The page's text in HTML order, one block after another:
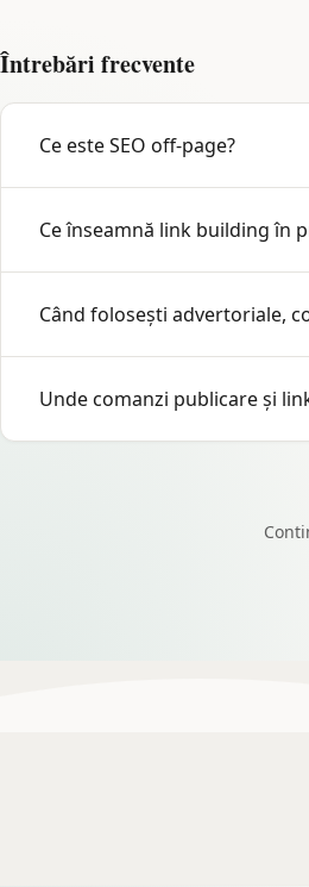
Întrebări frecvente
Ce este SEO off-page?
optimizarea tehnică și conținutul
Ce înseamnă link building în
Când folosești advertoriale,
autoritate tematică. Alegi după
Unde comanzi publicare și